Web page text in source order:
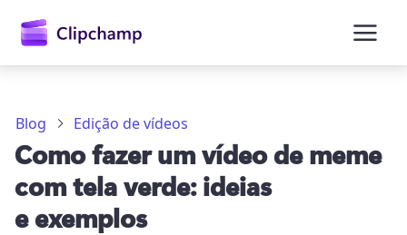
conteúdo
principal
Blog Edição de vídeos
Como fazer um vídeo de meme
com tela verde: ideias
e exemplos